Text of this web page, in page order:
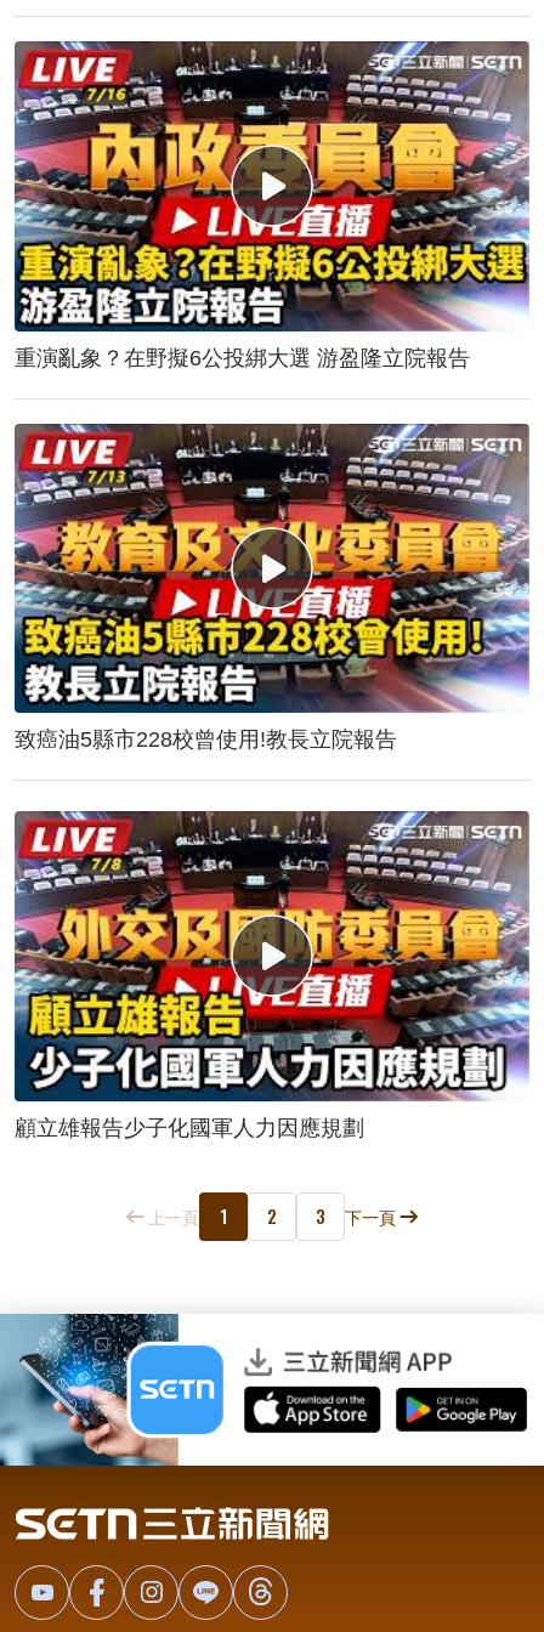
重演亂象？在野擬6公投綁大選 游盈隆立院報告
致癌油5縣市228校曾使用!教長立院報告
顧立雄報告少子化國軍人力因應規劃
上一頁 1 2 3 下一頁